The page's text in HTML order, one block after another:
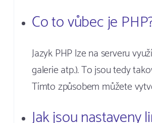
Co to vůbec je
Jazyk PHP lze na serveru
galerie atp.). To jsou tedy
Tímto způsobem můžete
Jak jsou nastaveny